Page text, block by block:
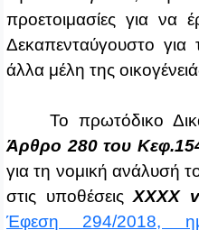
προετοιμασίες για να
Δεκαπενταύγουστο για
άλλα μέλη της
Το πρωτόδικο
Άρθρο 280 του
για τη νομική ανάλυσή
στις υποθέσειςΧΧΧΧ v
Έφεση 294/2018,